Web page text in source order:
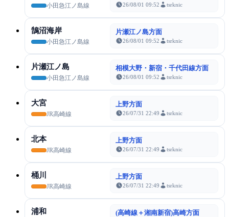
小田急江ノ島線 26/08/01 09:52 tsrknic
鵠沼海岸
小田急江ノ島線
片瀬江ノ島方面
26/08/01 09:52 tsrknic
片瀬江ノ島
小田急江ノ島線
相模大野・新宿・千代田線方面
26/08/01 09:52 tsrknic
大宮
JR高崎線
上野方面
26/07/31 22:49 tsrknic
北本
JR高崎線
上野方面
26/07/31 22:49 tsrknic
桶川
JR高崎線
上野方面
26/07/31 22:49 tsrknic
浦和 (高崎線＋湘南新宿)高崎方面